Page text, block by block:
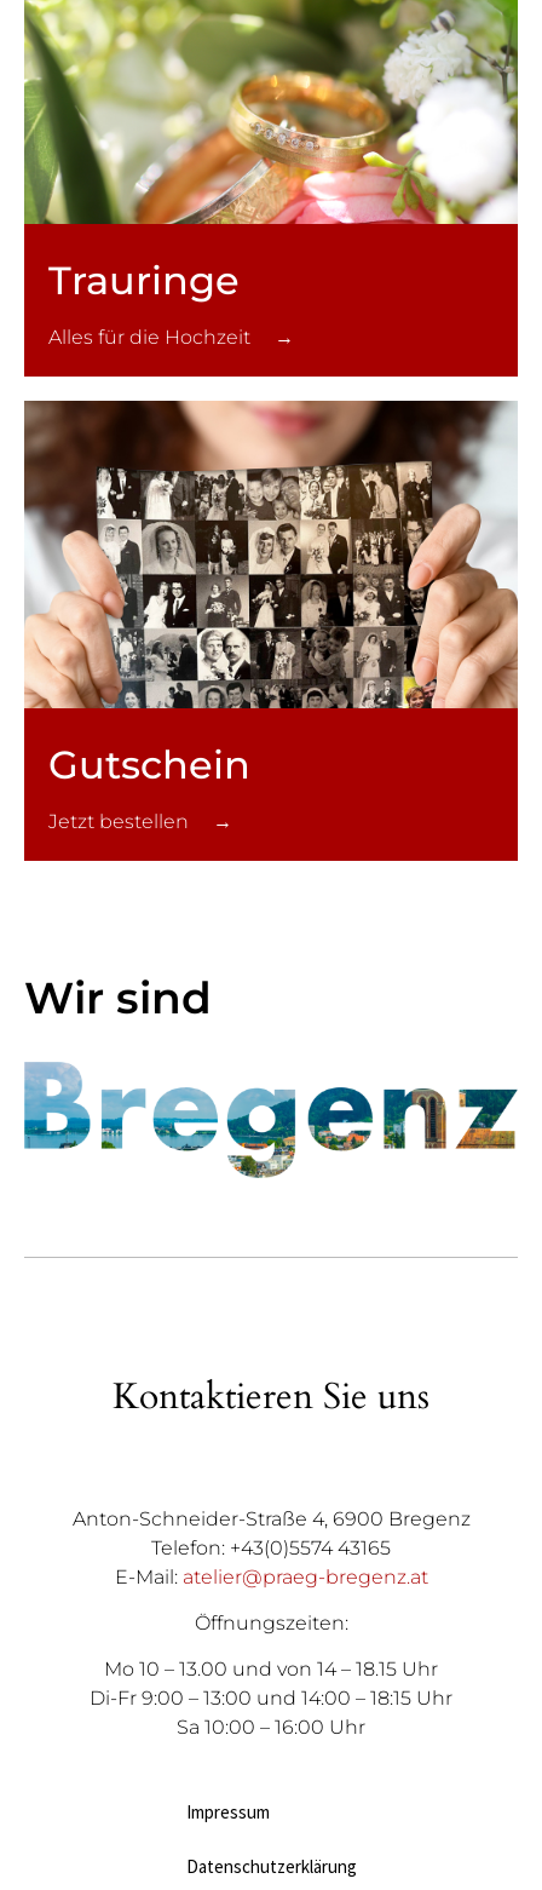
Trauringe
Alles für die Hochzeit →
Gutschein
Jetzt bestellen →
Wir sind
Kontaktieren Sie uns
Anton-Schneider-Straße 4, 6900 Bregenz
Telefon: +43(0)5574 43165
E-Mail: atelier@praeg-bregenz.at
Öffnungszeiten:
Mo 10 – 13.00 und von 14 – 18.15 Uhr
Di-Fr 9:00 – 13:00 und 14:00 – 18:15 Uhr
Sa 10:00 – 16:00 Uhr
Impressum
Datenschutzerklärung